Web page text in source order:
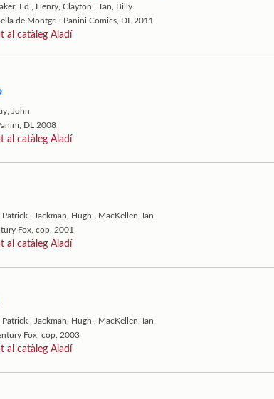
Ed Henry, Clayton
Tan, Billy
de Montgrí : Panini Comics, DL 2011
al catàleg Aladí
John
DL 2008
al catàleg Aladí
Patrick ,Jackman, Hugh , MacKellen, Ian
Fox, cop. 2001
al catàleg Aladí
Patrick Jackman, Hugh
MacKellen, Ian
Fox, cop. 2003
al catàleg Aladí